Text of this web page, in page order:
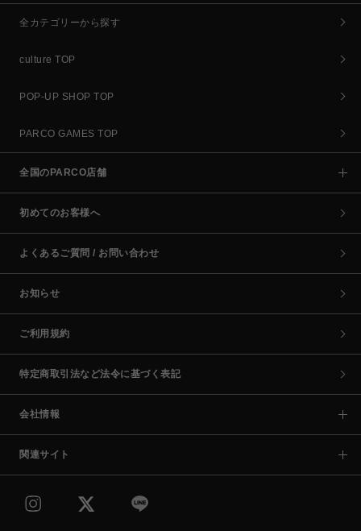
全カテゴリーから探す
culture TOP
POP-UP SHOP TOP
PARCO GAMES TOP
全国のPARCO店舗
初めてのお客様へ
よくあるご質問 / お問い合わせ
お知らせ
ご利用規約
特定商取引法など法令に基づく表記
会社情報
関連サイト